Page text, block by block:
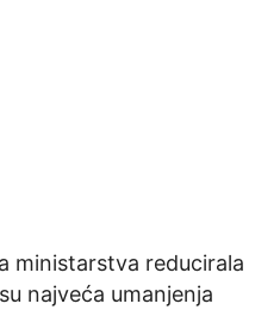
ministarstva reducirala
najveća umanjenja